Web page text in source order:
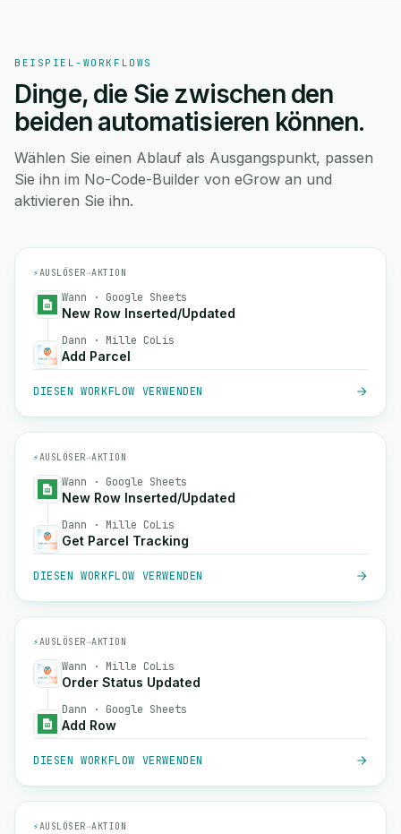
BEISPIEL-WORKFLOWS
Dinge, die Sie zwischen den
beiden automatisieren können.
Wählen Sie einen Ablauf als Ausgangspunkt, passen
Sie ihn im No-Code-Builder von eGrow an und
aktivieren Sie ihn.
⚡AUSLÖSER→AKTION
Wann · Google Sheets
New Row Inserted/Updated
Dann · Mille CoLis
Add Parcel
DIESEN WORKFLOW VERWENDEN
⚡AUSLÖSER→AKTION
Wann · Google Sheets
New Row Inserted/Updated
Dann · Mille CoLis
Get Parcel Tracking
DIESEN WORKFLOW VERWENDEN
⚡AUSLÖSER→AKTION
Wann · Mille CoLis
Order Status Updated
Dann · Google Sheets
Add Row
DIESEN WORKFLOW VERWENDEN
⚡AUSLÖSER→AKTION